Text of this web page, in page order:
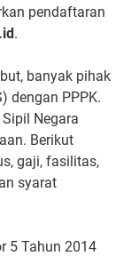
pendaftaran
.
banyak pihak
dengan PPPK.
Negara
Berikut
gaji, fasilitas,
syarat
5 Tahun 2014